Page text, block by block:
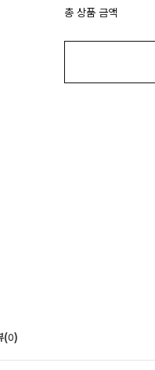
총 상품 금액
(0)